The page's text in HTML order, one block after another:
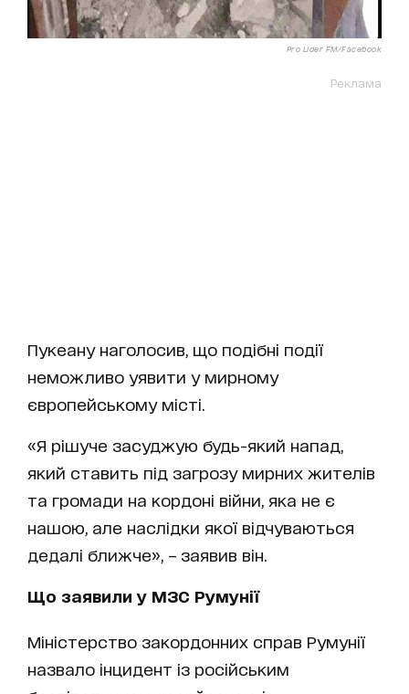
Pro Lider FM/Facebook
Реклама
Пукеану наголосив, що подібні події
неможливо уявити у мирному
європейському місті.
«Я рішуче засуджую будь-який напад,
який ставить під загрозу мирних жителів
та громади на кордоні війни, яка не є
нашою, але наслідки якої відчуваються
дедалі ближче», – заявив він.
Що заявили у МЗС Румунії
Міністерство закордонних справ Румунії
назвало інцидент із російським